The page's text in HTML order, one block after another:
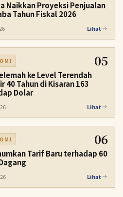
Naikkan Proyeksi Penjualan
Tahun Fiskal 2026
Lihat
05
ke Level Terendah
40 Tahun di Kisaran 163
Dolar
Lihat
06
Tarif Baru terhadap 60
Lihat